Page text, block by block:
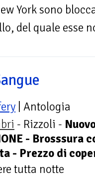
York sono
del quale esse
| Antologia
- Rizzoli -
- Brosssura
- Prezzo di
tutta notte